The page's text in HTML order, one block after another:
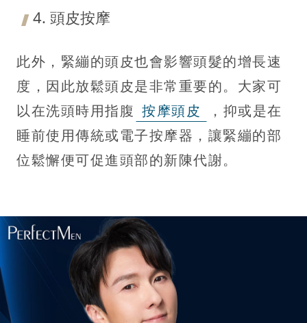
4. 頭皮按摩
此外，緊繃的頭皮也會影響頭髮的增長速
度，因此放鬆頭皮是非常重要的。大家可
以在洗頭時用指腹 按摩頭皮
，抑或是在
睡前使用傳統或電子按摩器，讓緊繃的部
位鬆懈便可促進頭部的新陳代謝。